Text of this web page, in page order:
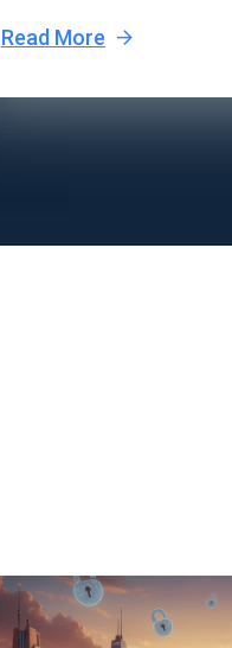
Read More